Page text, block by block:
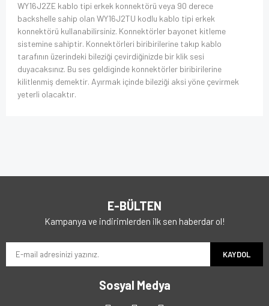
WY16J2ZE kablo tipi erkek konnektörü veya 90 derece
backshelle sahip olan WY16J2TU kodlu kablo tipi erkek
konnektörü kullanabilirsiniz. Konnektörler bayonet kitleme
sistemine sahiptir. Konnektörleri biribirilerine takıp kablo
tarafının üzerindeki bileziği çevirdiğinizde bir klik sesi
duyacaksınız. Bu ses geldiginde konnektörler biribirilerine
kilitlenmiş demektir. Ayırmak içinde bileziği aksi yöne çevirmek
yeterli olacaktır.
E-BÜLTEN
Kampanya ve indirimlerden ilk sen haberdar ol!
KAYDOL
Sosyal Medya